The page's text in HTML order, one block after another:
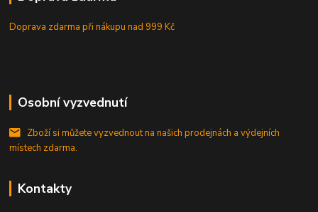
Doprava zdarma při nákupunad 999 Kč
Osobní vyzvednutí
Zboží si můžete vyzvednout na našich prodejnách a výdejních
místech zdarma.
Kontakty